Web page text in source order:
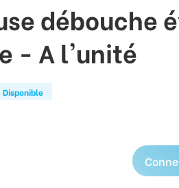
débouche
- A l'unité
Disponible